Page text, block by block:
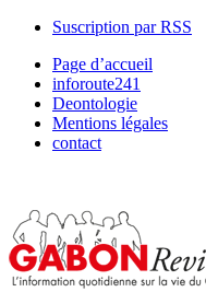
Suscription par RSS
Page d’accueil
inforoute241
Deontologie
Mentions légales
contact